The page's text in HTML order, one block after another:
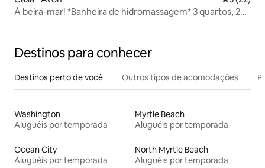
À beira-mar! *Banheira de hidromassagem* 3 quartos, 2
Destinos para conhecer
Destinos perto de você Outros tipos de acomodações
Washington
Aluguéis por temporada
Myrtle Beach
Aluguéis por temporada
Ocean City
Aluguéis por temporada
North Myrtle Beach
Aluguéis por temporada